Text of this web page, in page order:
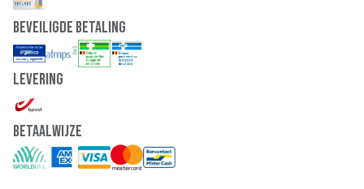
Beveiligde Betaling
Levering
Betaalwijze